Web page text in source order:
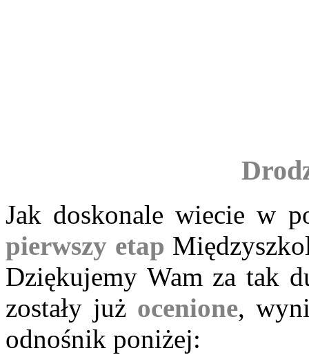
Jak doskonale wiecie w
pierwszy etap
Dziękujemy Wam za tak
zostały już ocenione,
odnośnik poniżej: